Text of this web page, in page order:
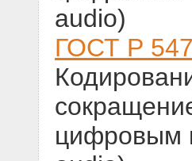
audio)
ГОСТ Р
цифровым